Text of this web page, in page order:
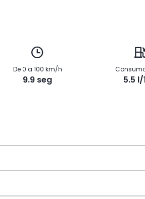
De 0 a 100 km/h
9.9 seg 5.5 l/